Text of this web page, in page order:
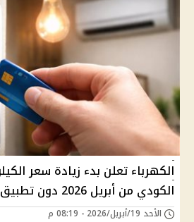
الكهرباء تعلن بدء زيادة سعر
الكودي من أبريل 2026 دون تطبيق بأثر رجعي
الأحد 19/أبريل/2026 - 08:19 م